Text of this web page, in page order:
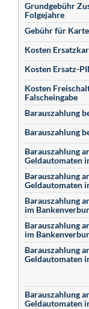
Grundgebühr
Folgejahre
Gebühr für
Kosten
Kosten Ersatz-
Kosten
Falscheingabe
Barauszahlung
Barauszahlung
Barauszahlung
Geldautomaten
Barauszahlung
Geldautomaten
Barauszahlung
im
Barauszahlung
im
Barauszahlung
Geldautomaten
Barauszahlung
Geldautomaten